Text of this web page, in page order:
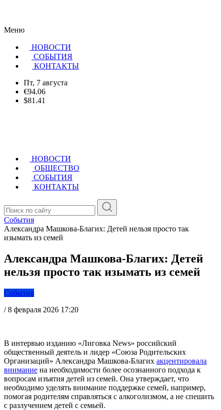
Меню
НОВОСТИ
CОБЫТИЯ
КОНТАКТЫ
Пт, 7 августа
€94.06
$81.41
НОВОСТИ
ОБЩЕСТВО
СОБЫТИЯ
КОНТАКТЫ
События
Александра Машкова-Благих: Детей нельзя просто так
изымать из семей
Александра Машкова-Благих: Детей
нельзя просто так изымать из семей
События
/ 8 февраля 2026 17:20
В интервью изданию «Лиговка News» российский
общественный деятель и лидер «Союза Родительских
Организаций» Александра Машкова-Благих акцентировала
внимание на необходимости более осознанного подхода к
вопросам изъятия детей из семей. Она утверждает, что
необходимо уделять внимание поддержке семей, например,
помогая родителям справляться с алкоголизмом, а не спешить
с разлучением детей с семьей.